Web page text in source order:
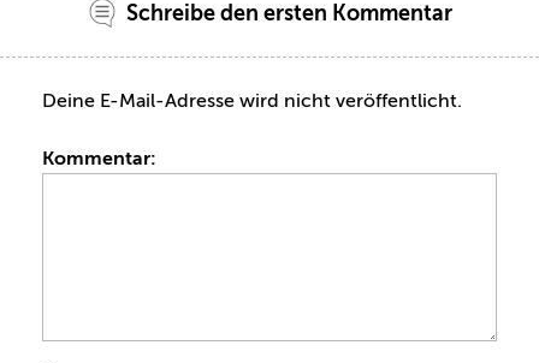
Schreibe den ersten Kommentar
Deine E-Mail-Adresse wird nicht veröffentlicht.
Kommentar: